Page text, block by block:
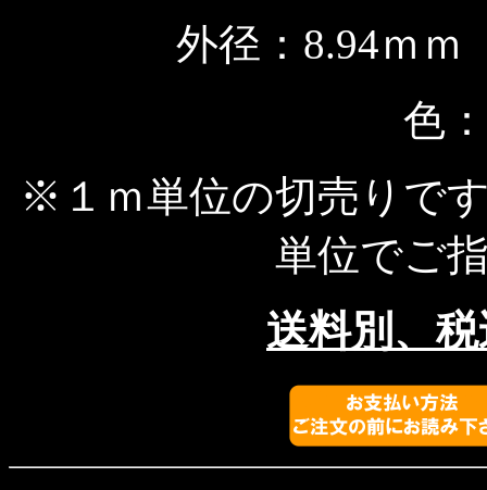
外径：8.94ｍ
色
※１ｍ単位の切売りで
単位でご
送料別、